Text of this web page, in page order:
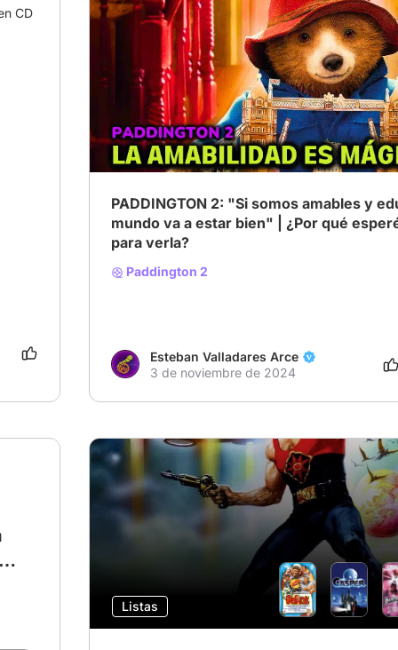
CD
# Tu Película de Confort # Familia # misterio
PADDINGTON 2: "Si somos amables y
mundo va a estar bien" | ¿Por qué
para verla?
Paddington 2
Esteban Valladares Arce
3 de noviembre de 2024
Listas